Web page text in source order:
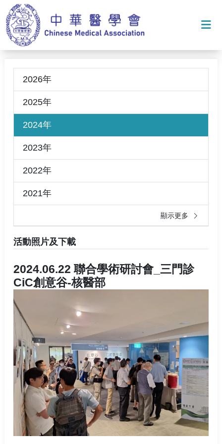
2026年
2025年
2024年
2023年
2022年
2021年
顯示更多
活動照片及下載
2024.06.22 聯合學術研討會_三門診
CiC創意谷-核醫部